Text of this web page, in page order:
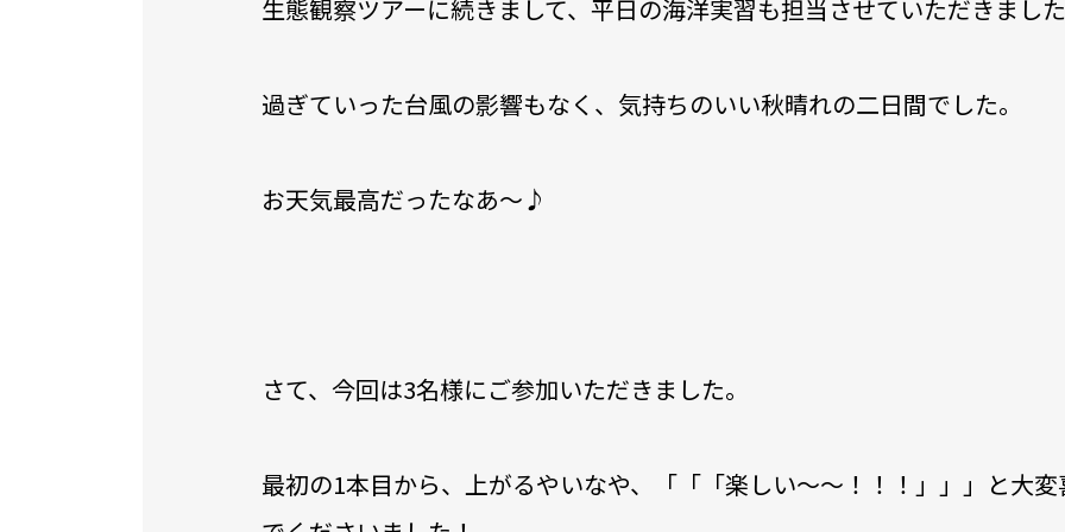
生態観察ツアーに続きまして、平日の海洋実習も担当させていただきました
過ぎていった台風の影響もなく、気持ちのいい秋晴れの二日間でした。
お天気最高だったなあ～♪
さて、今回は3名様にご参加いただきました。
最初の1本目から、上がるやいなや、「「「楽しい～～！！！」」」と大変